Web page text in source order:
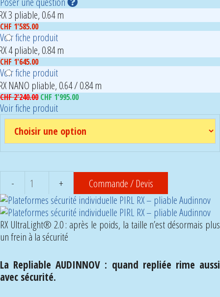
3 pliable, 0.64 m
CHF 1'585.00
Voir fiche produit
4 pliable, 0.84 m
CHF 1'645.00
Voir fiche produit
NANO pliable, 0.64 / 0.84 m
CHF2'240.00 Le
prix
initial
CHF 2'240.00.
CHF 1'995.00Le
actuel
CHF 1'995.00.
Voir fiche produit
quantité
de
Plateformes
de
PIRL
Commande / Devis
RX UltraLight® 2.0 : après le poids, la taille n’est désormais plus
un frein à la sécurité
La Repliable AUDINNOV : quand repliée rime aussi
avec sécurité.